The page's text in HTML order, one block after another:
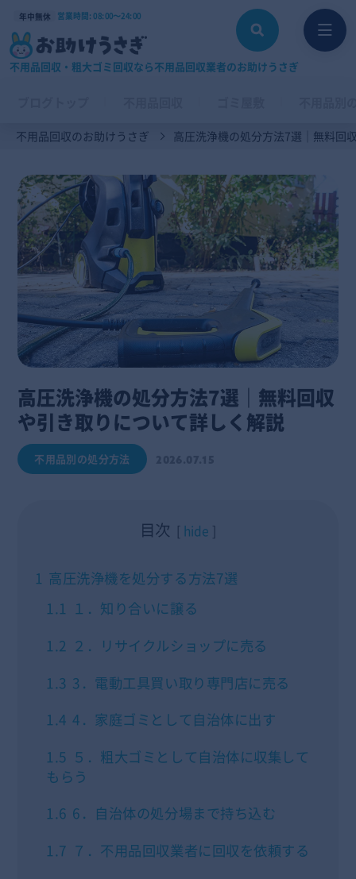
年中無休 営業時間: 08:00〜24:00
不用品回収・粗大ゴミ回収なら不用品回収業者のお助けうさぎ
不用品回収のお助けうさぎ 高圧洗浄機の処分方法7選｜無料回
高圧洗浄機の処分方法7選｜無料回収
や引き取りについて詳しく解説
不用品別の処分方法
目次 hide
1 高圧洗浄機を処分する方法7選
1.1 １．知り合いに譲る
1.2 ２．リサイクルショップに売る
1.3 3．電動工具買い取り専門店に売る
1.4 4．家庭ゴミとして自治体に出す
1.5 ５．粗大ゴミとして自治体に収集して
もらう
1.6 6．自治体の処分場まで持ち込む
1.7 ７．不用品回収業者に回収を依頼する